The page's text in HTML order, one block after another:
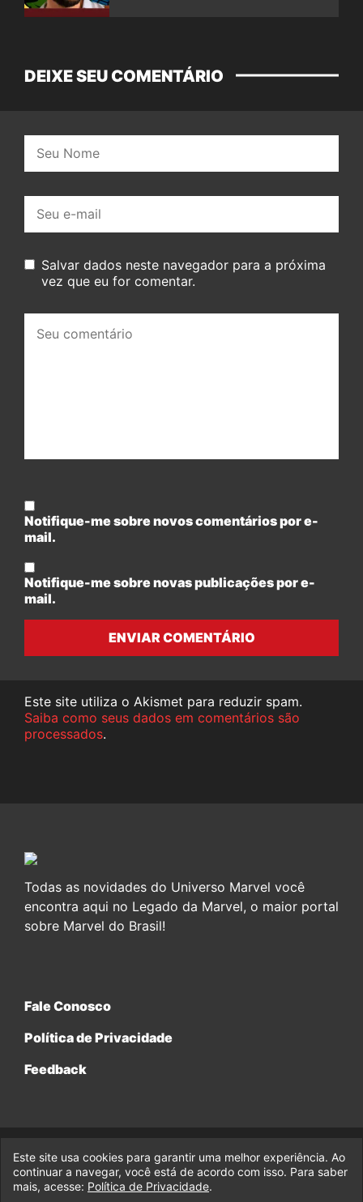
DEIXE SEU COMENTÁRIO
mail:
Salvar dados neste navegador para a próxima
vez que eu for comentar.
comentário:
Notifique-me sobre novos comentários por e-
mail.
Notifique-me sobre novas publicações por e-
mail.
ENVIAR COMENTÁRIO
Este site utiliza o Akismet para reduzir spam.
Saiba como seus dados em comentários são
processados.
Todas as novidades do Universo Marvel você
encontra aqui no Legado da Marvel, o maior portal
sobre Marvel do Brasil!
Fale Conosco
Política de Privacidade
Feedback
© 2017-2026 Legado da Marvel, uma empresa da Legado
Enterprises.
Este site usa cookies para garantir uma melhor experiência. Ao
continuar a navegar, você está de acordo com isso. Para saber
mais, acesse: Política de Privacidade.